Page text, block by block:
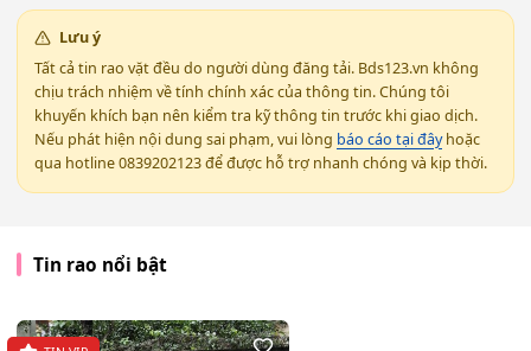
Lưu ý
Tất cả tin rao vặt đều do người dùng đăng tải. Bds123.vn không
chịu trách nhiệm về tính chính xác của thông tin. Chúng tôi
khuyến khích bạn nên kiểm tra kỹ thông tin trước khi giao dịch.
Nếu phát hiện nội dung sai phạm, vui lòng báo cáo tại đâyhoặc
qua hotline 0839202123 để được hỗ trợ nhanh chóng và kịp thời.
Tin rao nổi bật